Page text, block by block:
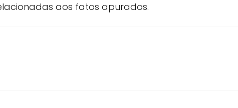
aos fatos apurados.